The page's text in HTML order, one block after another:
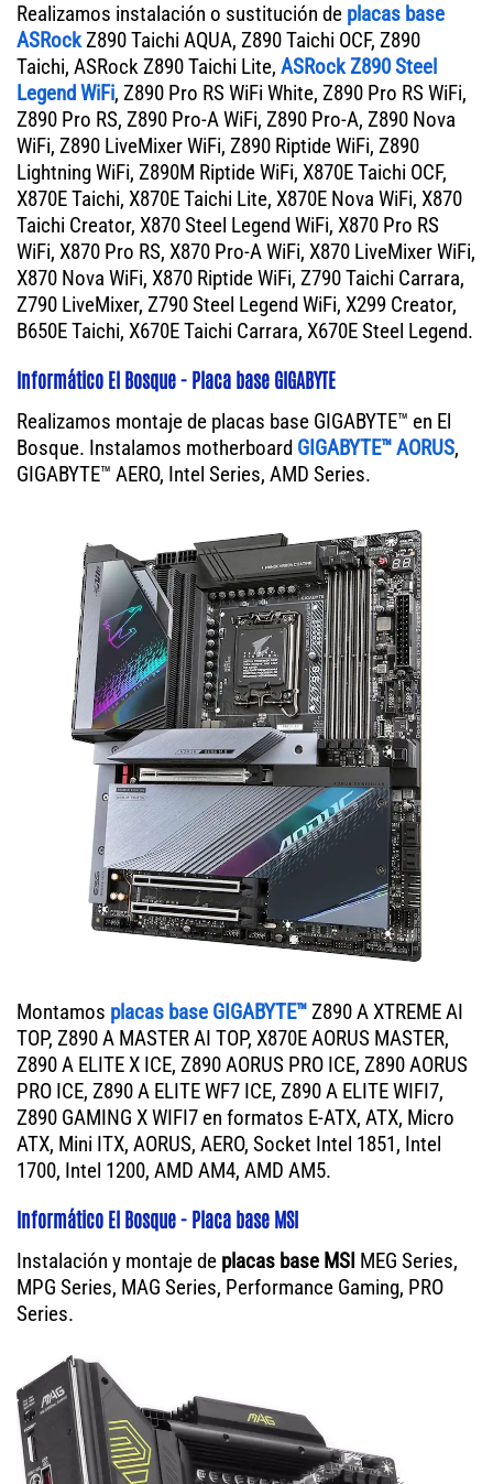
Realizamos instalación o sustitución de placas base
ASRockZ890 Taichi AQUA, Z890 Taichi OCF, Z890
Taichi, ASRock Z890 Taichi Lite, ASRock Z890 Steel
Legend WiFi, Z890 Pro RS WiFi White, Z890 Pro RS WiFi,
Z890 Pro RS, Z890 Pro-A WiFi, Z890 Pro-A, Z890 Nova
WiFi, Z890 LiveMixer WiFi, Z890 Riptide WiFi, Z890
Lightning WiFi, Z890M Riptide WiFi, X870E Taichi OCF,
X870E Taichi, X870E Taichi Lite, X870E Nova WiFi, X870
Taichi Creator, X870 Steel Legend WiFi, X870 Pro RS
WiFi, X870 Pro RS, X870 Pro-A WiFi, X870 LiveMixer WiFi,
X870 Nova WiFi, X870 Riptide WiFi, Z790 Taichi Carrara,
Z790 LiveMixer, Z790 Steel Legend WiFi, X299 Creator,
B650E Taichi, X670E Taichi Carrara, X670E Steel Legend.
Informático El Bosque - Placa base GIGABYTE
Realizamos montaje de placas base GIGABYTE™ en El
Bosque. Instalamos motherboard GIGABYTE™ AORUS,
GIGABYTE™ AERO, Intel Series, AMD Series.
Montamos placas base GIGABYTE™Z890 A XTREME AI
TOP, Z890 A MASTER AI TOP, X870E AORUS MASTER,
Z890 A ELITE X ICE, Z890 AORUS PRO ICE, Z890 AORUS
PRO ICE, Z890 A ELITE WF7 ICE, Z890 A ELITE WIFI7,
Z890 GAMING X WIFI7 en formatos E-ATX, ATX, Micro
ATX, Mini ITX, AORUS, AERO, Socket Intel 1851, Intel
1700, Intel 1200, AMD AM4, AMD AM5.
Informático El Bosque - Placa base MSI
Instalación y montaje de placas base MSI MEG Series,
MPG Series, MAG Series, Performance Gaming, PRO
Series.